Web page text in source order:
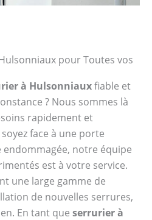
pour Toutes vos
à Hulsonniauxfiable et
? Nous sommes là
rapidement et
face à une porte
notre équipe
est à votre service.
une large gamme de
de nouvelles serrures,
En tant que serrurier à